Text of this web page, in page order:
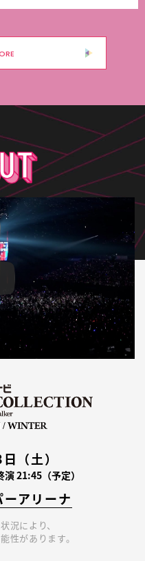
（土）
21:45（予定）
アリーナ
況により、
性があります。